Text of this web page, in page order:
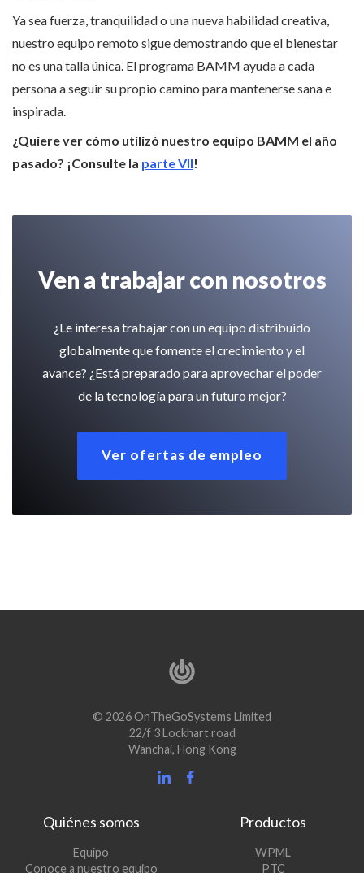
Ya sea fuerza, tranquilidad o una nueva habilidad creativa,
nuestro equipo remoto sigue demostrando que el bienestar
no es una talla única. El programa BAMM ayuda a cada
persona a seguir su propio camino para mantenerse sana e
inspirada.
¿Quiere ver cómo utilizó nuestro equipo BAMM el año
pasado? ¡Consulte la parte VII!
Ven a trabajar con nosotros
¿Le interesa trabajar con un equipo distribuido
globalmente que fomente el crecimiento y el
avance? ¿Está preparado para aprovechar el poder
de la tecnología para un futuro mejor?
Ver ofertas de empleo
© 2026 OnTheGoSystems Limited
22/f 3 Lockhart road
Wanchai, Hong Kong
Quiénes somos
Equipo
Conoce a nuestro equipo
Productos
WPML
PTC(se